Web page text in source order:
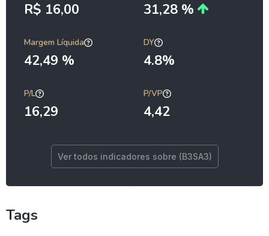
R$ 16,00 31,28 %
Margem Líquida
42,49 %
DY
4.8%
P/L
16,29
P/VP
4,42
Ver todos indicadores sobre (B3SA3)
Tags